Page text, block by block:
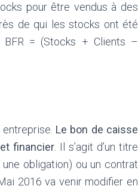
pour être vendus à des
de qui les stocks ont été
BFR = (Stocks + Clients –
Le bon de caisse
financier . Il s’agit d’un titre
obligation) ou un contrat
2016 va venir modifier en